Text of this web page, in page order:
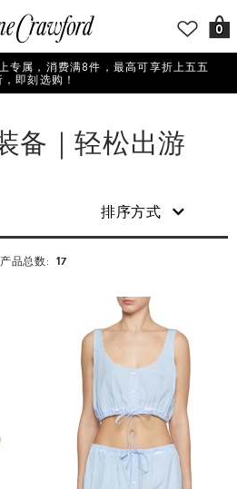
0
属，消费满8件，最高可享折上五五
，即刻选购！
备｜轻松出游
排序方式
产品总数: 17